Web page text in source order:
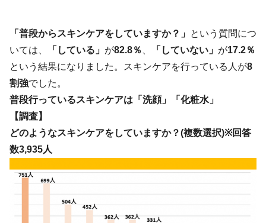
「普段からスキンケアをしていますか？」 という質問につ
いては、
「している」 が82.8％ 「していない」 が17.2％
という結果になりました。スキンケアを行っている人が8
割強でした。
普段行っているスキンケアは「洗顔」「化粧水」
【調査】
どのようなスキンケアをしていますか？(複数選択)※回答
数3,935人